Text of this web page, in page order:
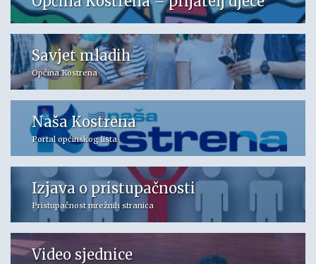
Savjet mladih
Općina Kostrena
Naša Kostrena
Portal općinskog lista
Izjava o pristupačnosti
Pristupačnost mrežnih stranica
Video sjednice